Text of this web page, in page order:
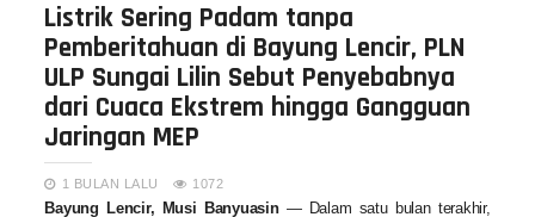
Listrik Sering Padam tanpa
Pemberitahuan di Bayung Lencir, PLN
ULP Sungai Lilin Sebut Penyebabnya
dari Cuaca Ekstrem hingga Gangguan
Jaringan MEP
1 BULAN LALU 1072
Bayung Lencir, Musi Banyuasin — Dalam satu bulan terakhir,